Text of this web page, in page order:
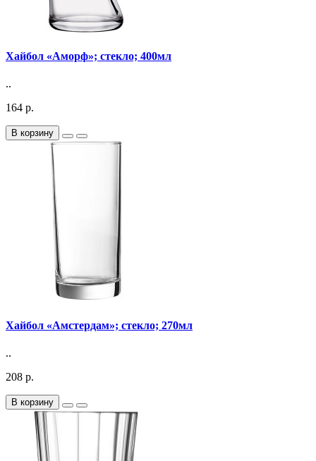
Хайбол «Аморф»; стекло; 400мл
..
164 р.
В корзину
Хайбол «Амстердам»; стекло; 270мл
..
208 р.
В корзину